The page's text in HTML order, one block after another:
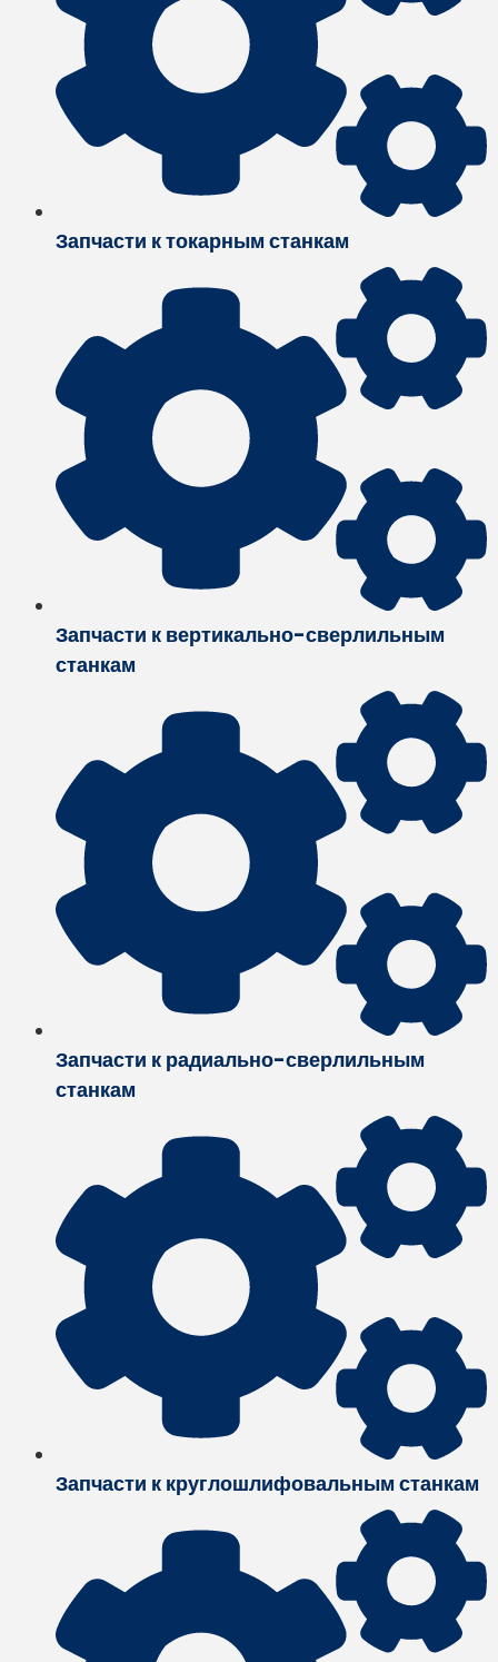
Запчасти к токарным станкам
Запчасти к вертикально-сверлильным
станкам
Запчасти к радиально-сверлильным
станкам
Запчасти к круглошлифовальным станкам